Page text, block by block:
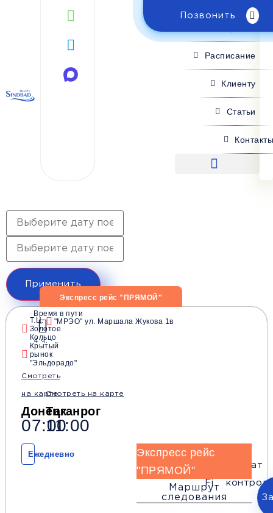
Позвонить
Расписание
Клиенту
Статьи
Применить
Экспресс рейс "ПРЯМОЙ"
Т.Ц.
Золотое
Кольцо
Крытый
рынок
"Эльдорадо"
Смотреть
на карте
Донецк
07:00
Время в пути
4 ч.
"МРЭО" ул. Маршала Жукова 1в
Смотреть на карте
Таганрог
11:00
Ежедневно
Телевизор
Комфорт
Fi
Климат
контроль
Экспресс рейс
"ПРЯМОЙ"
Маршрут
следования